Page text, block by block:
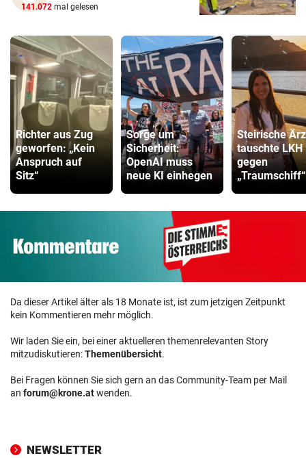
141.072 mal gelesen
Richter aus Zug
geworfen: „Kein
Anspruch auf
Sitz“
Sorge um
Sicherheit:
OpenAI muss
neue KI einhegen
Steirische
tauschte LKH
gegen
„Traumschiff“
Da dieser Artikel älter als 18 Monate ist, ist zum jetzigen Zeitpunkt
kein Kommentieren mehr möglich.
Wir laden Sie ein, bei einer aktuelleren themenrelevanten Story
mitzudiskutieren:Themenübersicht.
Bei Fragen können Sie sich gern an das Community-Team per Mail
an forum@krone.atwenden.
NEWSLETTER